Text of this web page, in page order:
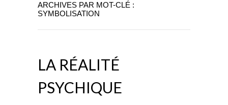
ARCHIVES PAR MOT-CLÉ :
SYMBOLISATION
LA RÉALITÉ
PSYCHIQUE